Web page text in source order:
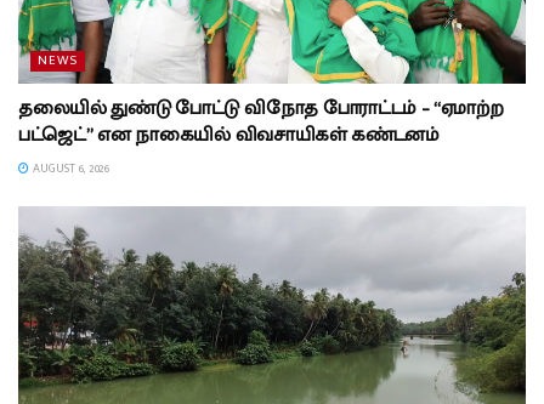
NEWS
தலையில் துண்டு போட்டு விநோத போராட்டம் – “ஏமாற்ற
பட்ஜெட்” என நாகையில் விவசாயிகள் கண்டனம்
AUGUST 6, 2026